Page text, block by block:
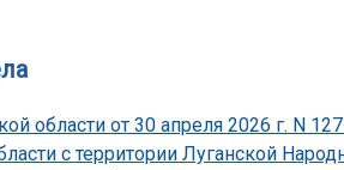
области от 30 апреля 2026 г. N
с территории Луганской